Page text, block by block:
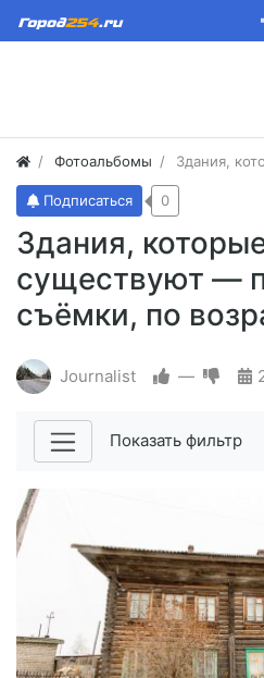
Фотоальбомы Здания,
Здания,
существуют —
съёмки, по
Подписаться 0
Journalist —
Показать фильтр